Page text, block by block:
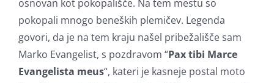
osnovan kot pokopališče. Na tem mestu so
pokopali mnogo beneških plemičev. Legenda
govori, da je na tem kraju našel pribežališče sam
Marko Evangelist, s pozdravom “Pax tibi Marce
Evangelista meus“, kateri je kasneje postal moto